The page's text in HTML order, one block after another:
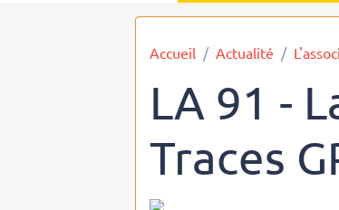
Accueil Actualité
LA 91 -
Traces